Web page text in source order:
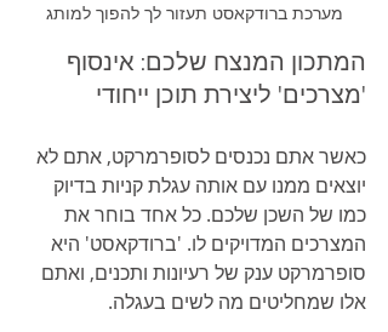
מערכת ברודקאסט תעזור לך להפוך למותג
המתכון המנצח שלכם: אינסוף
'מצרכים' ליצירת תוכן ייחודי
כאשר אתם נכנסים לסופרמרקט, אתם לא
יוצאים ממנו עם אותה עגלת קניות בדיוק
כמו של השכן שלכם. כל אחד בוחר את
המצרכים המדויקים לו. 'ברודקאסט' היא
סופרמרקט ענק של רעיונות ותכנים, ואתם
אלו שמחליטים מה לשים בעגלה.